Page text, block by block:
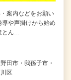
案内などをお願い
や声掛けから始め
とん…
田市・我孫子市・
区